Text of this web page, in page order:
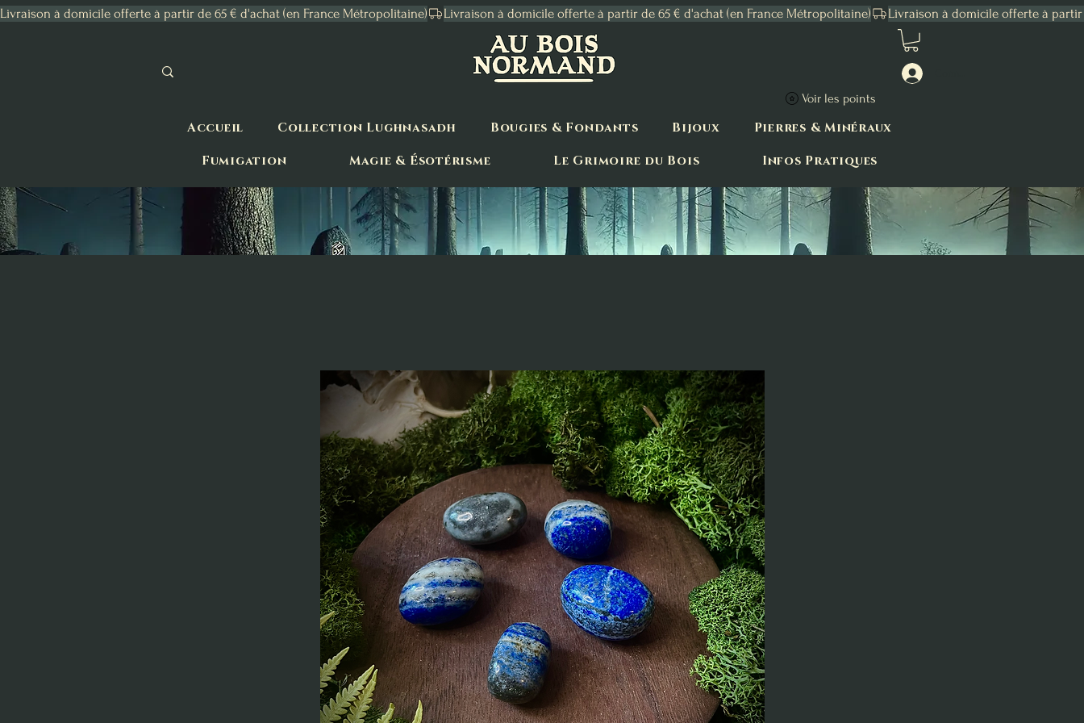
Livraison à domicile offerte à partir de 65 € d'achat (en France Métropolitaine)
Accueil Collection Lughnasadh Bougies & Fondants Bijoux
Pierres & Minéraux
Fumigation
Magie & Ésotérisme Le Grimoire du Bois Infos Pratiques
Voir les points